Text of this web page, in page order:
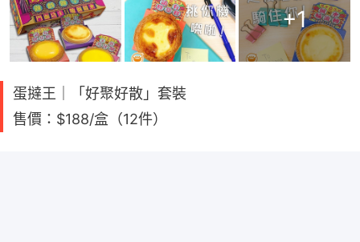
+1
蛋撻王｜「好聚好散」套裝
售價：$188/盒（12件）